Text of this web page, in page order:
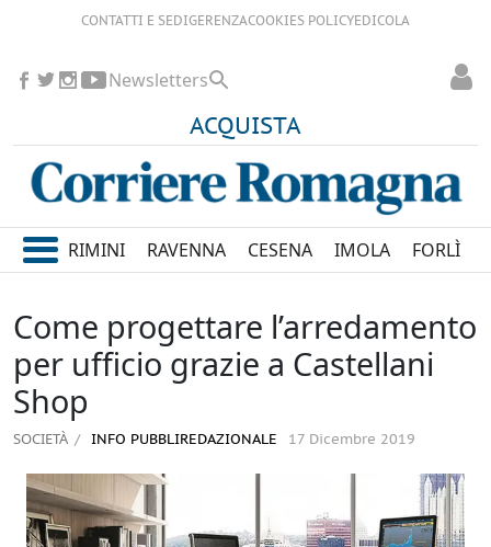
CONTATTI E SEDIGERENZACOOKIES POLICYEDICOLA
ACQUISTA
Newsletters
RIMINI RAVENNA CESENA IMOLA FORLÌ
Come progettare l’arredamento
per ufficio grazie a Castellani
Shop
SOCIETÀ INFO PUBBLIREDAZIONALE 17 Dicembre 2019